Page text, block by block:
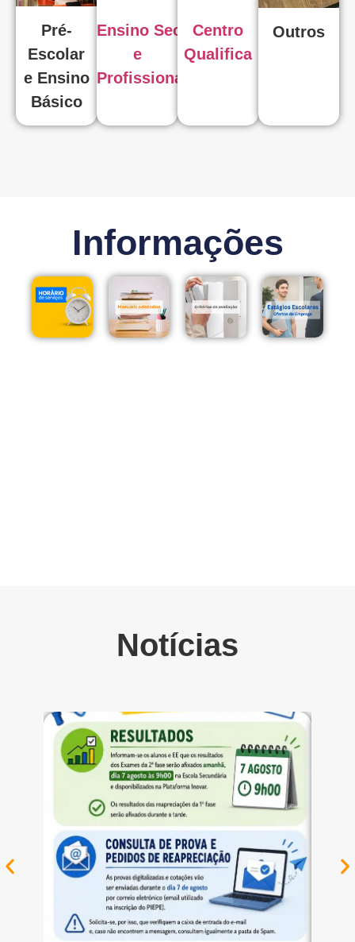
Pré-
Escolar
e Ensino
Básico
Ensino Secundário
e
Profissional
Centro
Qualifica
Outros
Informações
Notícias
Ver notícia